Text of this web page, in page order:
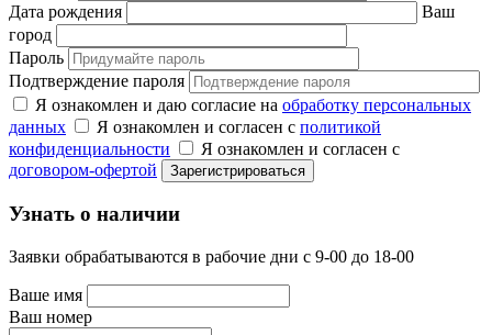
Дата рождения
Ваш
город
Пароль
Подтверждение пароля
Я ознакомлен и даю согласие на обработку персональных
данных
Я ознакомлен и согласен с политикой
конфиденциальности
Я ознакомлен и согласен с
договором-офертой
Узнать о наличии
Заявки обрабатываются в рабочие дни с 9-00 до 18-00
Ваше имя
Ваш номер